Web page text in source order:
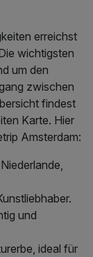
erreichst
wichtigsten
um den
zwischen
findest
Karte. Hier
Amsterdam:
und
ideal für